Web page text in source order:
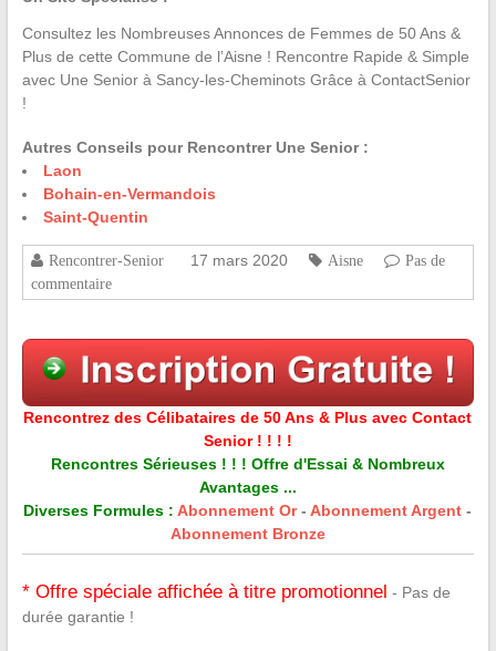
Consultez les Nombreuses Annonces de Femmes de 50 Ans &
Plus de cette Commune de l’Aisne ! Rencontre Rapide & Simple
avec Une Senior à Sancy-les-Cheminots Grâce à ContactSenior
!
Autres Conseils pour Rencontrer Une Senior :
Laon
Bohain-en-Vermandois
Saint-Quentin
Rencontrer-Senior 17 mars 2020 Aisne
Pas de
commentaire
Rencontrez des Célibataires de 50 Ans & Plus avec Contact
Senior ! ! ! !
Rencontres Sérieuses ! ! ! Offre d'Essai & Nombreux
Avantages ...
Diverses Formules : Abonnement Or-Abonnement Argent -
Abonnement Bronze
* Offre spéciale affichée à titre promotionnel - Pas de
durée garantie !